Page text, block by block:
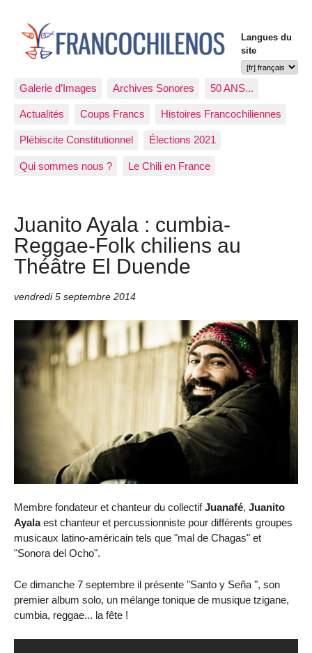
Langues du
site
Galerie d’Images Archives Sonores 50 ANS...
Actualités Coups Francs Histoires Francochiliennes
Plébiscite Constitutionnel Élections 2021
Qui sommes nous ? Le Chili en France
Juanito Ayala : cumbia-
Reggae-Folk chiliens au
Théâtre El Duende
vendredi 5 septembre 2014
Membre fondateur et chanteur du collectifJuanafé, Juanito
Ayalaest chanteur et percussionniste pour différents groupes
musicaux latino-américain tels que "mal de Chagas" et
"Sonora del Ocho".
Ce dimanche 7 septembre il présente "Santo y Seña ", son
premier album solo, un mélange tonique de musique tzigane,
cumbia, reggae... la fête !